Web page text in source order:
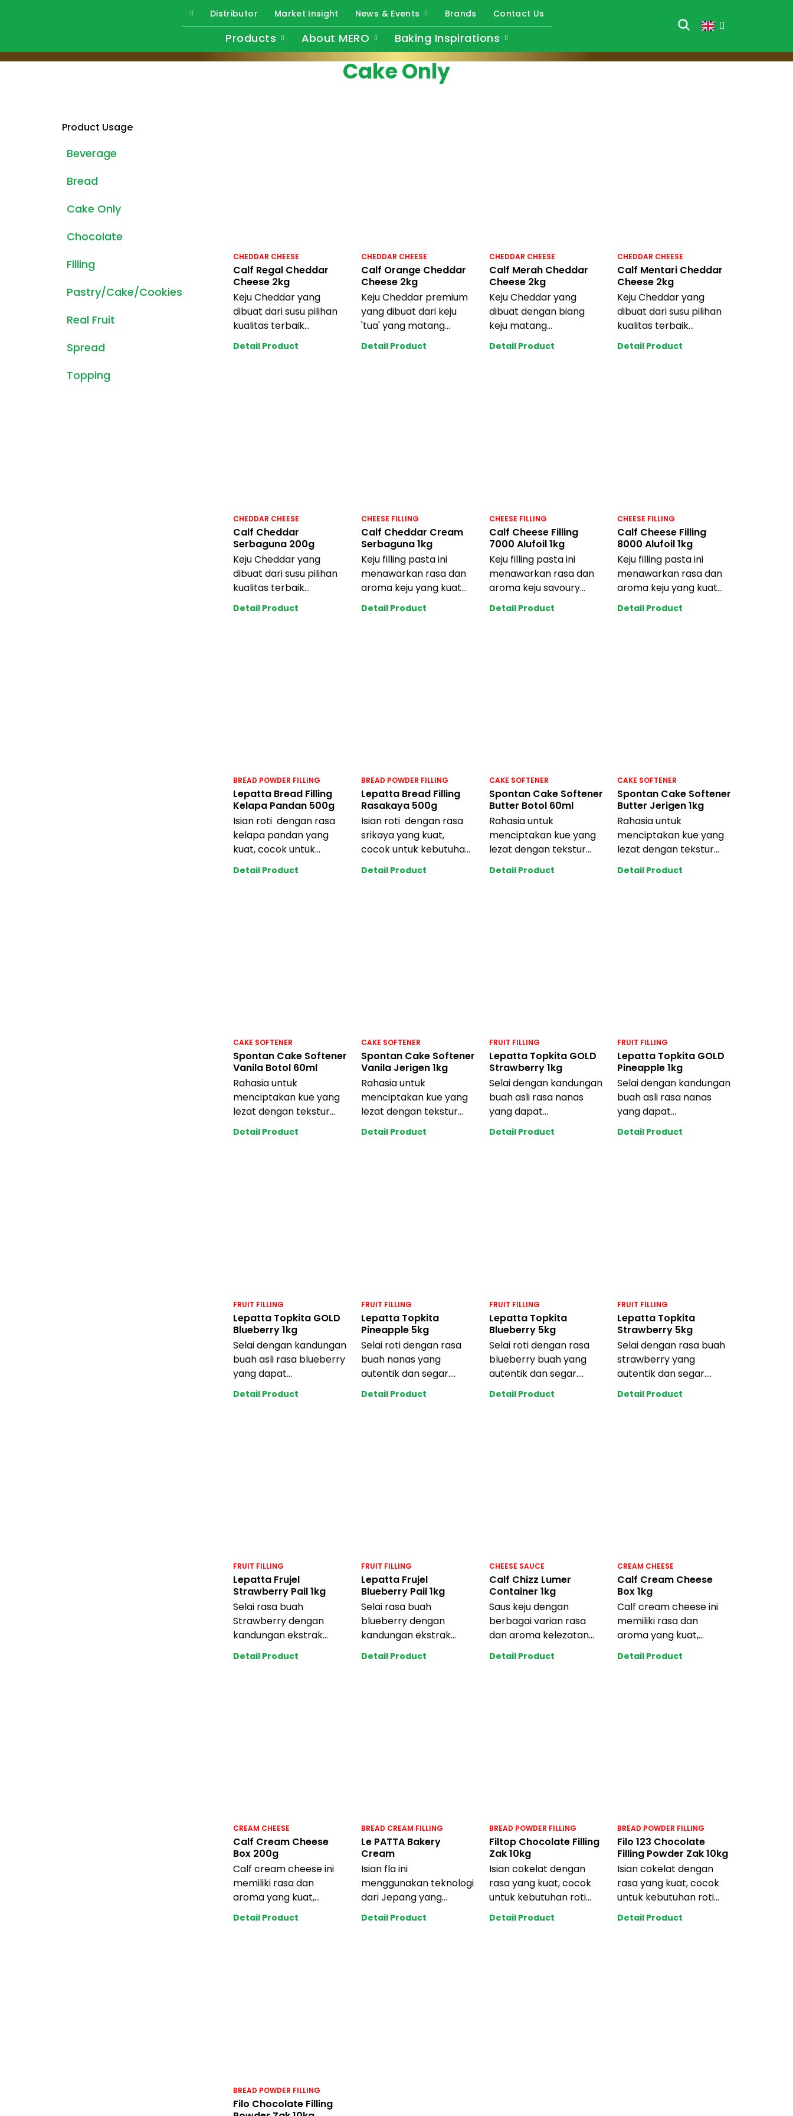
Distributor Market Insight News & Events Brands Contact Us
Products About MERO Baking Inspirations
Cake Only
Product Usage
Beverage
Bread
Cake Only
Chocolate
Filling
Pastry/Cake/Cookies
Real Fruit
Spread
Topping
CHEDDAR CHEESE
Calf Regal Cheddar
Cheese 2kg
Keju Cheddar yang
dibuat dari susu pilihan
kualitas terbaik
menghasilkan rasa keju
Detail Product
CHEDDAR CHEESE
Calf Orange Cheddar
Cheese 2kg
Keju Cheddar premium
yang dibuat dari keju
'tua' yang matang
dengan kualitas
Detail Product
CHEDDAR CHEESE
Calf Merah Cheddar
Cheese 2kg
Keju Cheddar yang
dibuat dengan biang
keju matang
menghasilkan rasa dan
Detail Product
CHEDDAR CHEESE
Calf Mentari Cheddar
Cheese 2kg
Keju Cheddar yang
dibuat dari susu pilihan
kualitas terbaik
menghasilkan rasa keju
Detail Product
CHEDDAR CHEESE
Calf Cheddar
Serbaguna 200g
Keju Cheddar yang
dibuat dari susu pilihan
kualitas terbaik
menghasilkan rasa keju
Detail Product
CHEESE FILLING
Calf Cheddar Cream
Serbaguna 1kg
Keju filling pasta ini
menawarkan rasa dan
aroma keju yang kuat
untuk pilihan harga yang
Detail Product
CHEESE FILLING
Calf Cheese Filling
7000 Alufoil 1kg
Keju filling pasta ini
menawarkan rasa dan
aroma keju savoury
yang kuat untuk
Detail Product
CHEESE FILLING
Calf Cheese Filling
8000 Alufoil 1kg
Keju filling pasta ini
menawarkan rasa dan
aroma keju yang kuat
untuk memuaskan
Detail Product
BREAD POWDER FILLING
Lepatta Bread Filling
Kelapa Pandan 500g
Isian roti dengan rasa
kelapa pandan yang
kuat, cocok untuk
kebutuhan roti industri
anda dengan ha
Detail Product
BREAD POWDER FILLING
Lepatta Bread Filling
Rasakaya 500g
Isian roti dengan rasa
srikaya yang kuat,
cocok untuk kebutuhan
roti industri anda
dengan harga ya
Detail Product
CAKE SOFTENER
Spontan Cake Softener
Butter Botol 60ml
Rahasia untuk
menciptakan kue yang
lezat dengan tekstur
yang lembab dan tidak
mudah kering.
Detail Product
CAKE SOFTENER
Spontan Cake Softener
Butter Jerigen 1kg
Rahasia untuk
menciptakan kue yang
lezat dengan tekstur
yang lembab dan tidak
mudah kering.
Detail Product
CAKE SOFTENER
Spontan Cake Softener
Vanila Botol 60ml
Rahasia untuk
menciptakan kue yang
lezat dengan tekstur
yang lembab dan tidak
Detail Product
CAKE SOFTENER
Spontan Cake Softener
Vanila Jerigen 1kg
Rahasia untuk
menciptakan kue yang
lezat dengan tekstur
yang lembab dan tidak
Detail Product
FRUIT FILLING
Lepatta Topkita GOLD
Strawberry 1kg
Selai dengan kandungan
buah asli rasa nanas
yang dapat
diaplikasikan ke
Detail Product
FRUIT FILLING
Lepatta Topkita GOLD
Pineapple 1kg
Selai dengan kandungan
buah asli rasa nanas
yang dapat
diaplikasikan ke
Detail Product
FRUIT FILLING
Lepatta Topkita GOLD
Blueberry 1kg
Selai dengan kandungan
buah asli rasa blueberry
yang dapat
diaplikasikan ke
Detail Product
FRUIT FILLING
Lepatta Topkita
Pineapple 5kg
Selai roti dengan rasa
buah nanas yang
autentik dan segar.
Tahan bakar dan
Detail Product
FRUIT FILLING
Lepatta Topkita
Blueberry 5kg
Selai roti dengan rasa
blueberry buah yang
autentik dan segar.
Tahan bakar dan
Detail Product
FRUIT FILLING
Lepatta Topkita
Strawberry 5kg
Selai dengan rasa buah
strawberry yang
autentik dan segar.
Tahan bakar dan
Detail Product
FRUIT FILLING
Lepatta Frujel
Strawberry Pail 1kg
Selai rasa buah
Strawberry dengan
kandungan ekstrak
buah asli yang segar.
Cocok untuk berbagai
Detail Product
FRUIT FILLING
Lepatta Frujel
Blueberry Pail 1kg
Selai rasa buah
blueberry dengan
kandungan ekstrak
buah asli yang segar.
Cocok untuk berbagai
Detail Product
CHEESE SAUCE
Calf Chizz Lumer
Container 1kg
Saus keju dengan
berbagai varian rasa
dan aroma kelezatan
yang memikat.
Serbaguna dalam
Detail Product
CREAM CHEESE
Calf Cream Cheese
Box 1kg
Calf cream cheese ini
memiliki rasa dan
aroma yang kuat,
layaknya natural cream
cheese. Tidak mudah
Detail Product
CREAM CHEESE
Calf Cream Cheese
Box 200g
Calf cream cheese ini
memiliki rasa dan
aroma yang kuat,
layaknya natural cream
Detail Product
BREAD CREAM FILLING
Le PATTA Bakery
Cream
Isian fla ini
menggunakan teknologi
dari Jepang yang
menghasilkan rasa
Detail Product
BREAD POWDER FILLING
Filtop Chocolate Filling
Zak 10kg
Isian cokelat dengan
rasa yang kuat, cocok
untuk kebutuhan roti
industri anda dengan
Detail Product
BREAD POWDER FILLING
Filo 123 Chocolate
Filling Powder Zak 10kg
Isian cokelat dengan
rasa yang kuat, cocok
untuk kebutuhan roti
industri anda dengan
Detail Product
BREAD POWDER FILLING
Filo Chocolate Filling